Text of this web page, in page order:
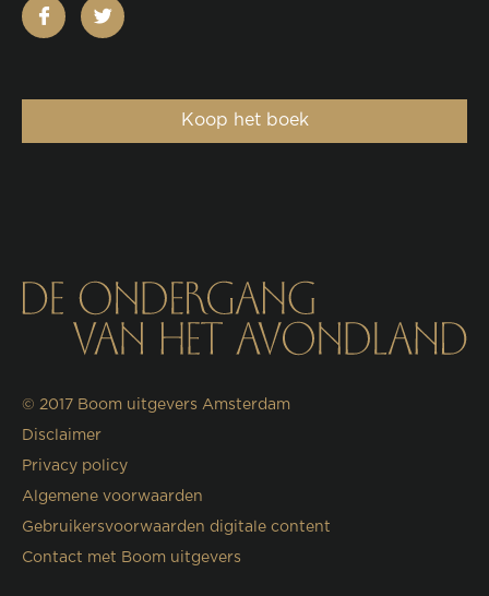
facebooktwitter
Koop het boek
© 2017 Boom uitgevers Amsterdam
Disclaimer
Privacy policy
Algemene voorwaarden
Gebruikersvoorwaarden digitale content
Contact met Boom uitgevers